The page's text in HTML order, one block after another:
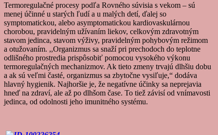
Termoregulačné procesy podľa Rovného súvisia s vekom – sú
menej účinné u starých ľudí a u malých detí, ďalej so
symptomatickou, alebo asymptomatickou kardiovaskulárnou
chorobou, pravidelným užívaním liekov, celkovým zdravotným
stavom jedinca, stavom výživy, pravidelným pohybovým režimom
a otužovaním. ,,Organizmus sa snaží pri prechodoch do teplotne
odlišného prostredia prispôsobiť pomocou vysokého výkonu
termoregulačných mechanizmov. Ak tieto zmeny trvajú dlhšiu dobu
a ak sú veľmi časté, organizmus sa zbytočne vysiľuje,“ dodáva
hlavný hygienik. Najhoršie je, že negatívne účinky sa neprejavia
hneď na zdraví, ale až po dlhšom čase. To tiež závisí od vnímavosti
jedinca, od odolnosti jeho imunitného systému.